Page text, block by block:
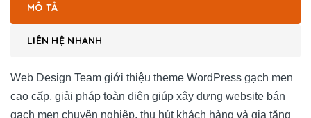
MÔ TẢ
LIÊN HỆ NHANH
Web Design Team giới thiệu theme WordPress gạch men
cao cấp, giải pháp toàn diện giúp xây dựng website bán
gạch men chuyên nghiệp, thu hút khách hàng và gia tăng